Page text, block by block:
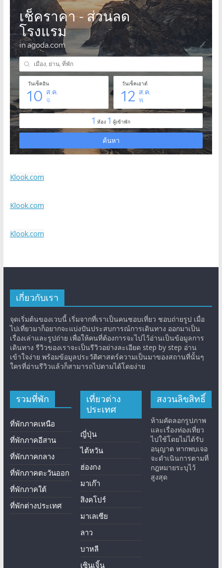
Klook.com
Klook.com
Klook.com
เกี่ยวกับเรา
จุดเริ่มต้นของเวบนี้ เริ่มจากที่เราเป็นคนชอบเที่ยว ชอบถ่ายรูป เมื่อ
ไปเที่ยวมาก็อยากจะแบ่งปันประสบการณ์การเดินทาง ออกมาเป็น
เรื่องเล่าและรูปถ่าย เพื่อให้คนที่ต้องการจะไปไว้อ่านเป็นข้อมูลการ
เดินทาง รีวิวของเราจะเป็นรีวิวอย่างละเอียด step by step อ่าน
เข้าใจง่าย พร้อมข้อมูลประวัติศาสตร์ความเป็นมาของสถานที่นั้นๆ
ใครที่อ่านรีวิวแล้วก็สามารถไปตามได้โดยง่าย
รวมที่พัก
ที่พักภาคเหนือ
ที่พักภาคอีสาน
ที่พักภาคกลาง
ที่พักภาคตะวันออก
ที่พักภาคใต้
ที่พักต่างประเทศ
เที่ยวต่าง
ประเทศ
ญี่ปุ่น
ไต้หวัน
ฮ่องกง
มาเก๊า
สิงคโปร์
มาเลเซีย
ลาว
บาหลี
เซินเจิ้น
สงวนลิขสิทธิ์
ห้ามคัดลอกรูปภาพ
และเรื่องท่องเที่ยว
ไปใช้โดยไม่ได้รับ
อนุญาต หากพบเจอ
จะดำเนินการตามที่
กฎหมายระบุไว้
สูงสุด